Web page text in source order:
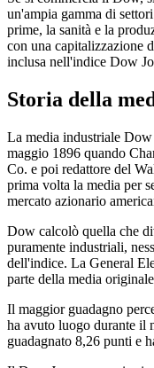
un'ampia gamma di
prime, la sanità e la
con una capitalizzazione
inclusa nell'indice Dow
Storia della
La media industriale
maggio 1896 quando
Co. e poi redattore del
prima volta la media per
mercato azionario
Dow calcolò quella che
puramente industriali,
dell'indice. La General
parte della media
Il maggior guadagno
ha avuto luogo durante il
guadagnato 8,26 punti e